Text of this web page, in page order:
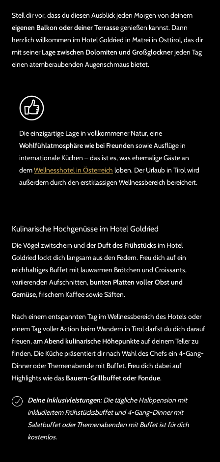
Stell dir vor, dass du diesen Ausblick jeden Morgen von deinem
eigenen Balkon oder deiner Terrassegenießen kannst. Dann
herzlich willkommen im Hotel Goldried in Matrei in Osttirol, das dir
mit seinerLage zwischen Dolomiten und Großglocknerjeden Tag
einen atemberaubenden Augenschmaus bietet.
Die einzigartige Lage in vollkommener Natur, eine
Wohlfühlatmosphäre wie bei Freunden sowie Ausflüge in
internationale Küchen – das ist es, was ehemalige Gäste an
demWellnesshotel in Österreich loben. Der Urlaub in Tirol wird
außerdem durch den erstklassigen Wellnessbereich bereichert.
Kulinarische Hochgenüsse im Hotel Goldried
Die Vögel zwitschern und derDuft des Frühstücksim Hotel
Goldried lockt dich langsam aus den Federn. Freu dich auf ein
reichhaltiges Buffet mit lauwarmen Brötchen und Croissants,
variierenden Aufschnitten,bunten Platten voller Obst und
Gemüse, frischem Kaffee sowie Säften.
Nach einem entspannten Tag im Wellnessbereich des Hotels oder
einem Tag voller Action beim Wandern in Tirol darfst du dich darauf
freuen,am Abend kulinarische Höhepunkteauf deinem Teller zu
finden. Die Küche präsentiert dir nach Wahl des Chefs ein 4-Gang-
Dinner oder Themenabende mit Buffet. Freu dich dabei auf
Highlights wie das Bauern-Grillbuffet oder Fondue.
Deine Inklusivleistungen:Die tägliche Halbpension mit
inkludiertem Frühstücksbuffet und 4-Gang-Dinner mit
Salatbuffet oder Themenabenden mit Buffet ist für dich
kostenlos.